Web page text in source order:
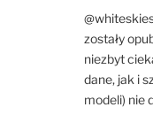
zostały
niezbyt
dane, jak i
modeli) nie